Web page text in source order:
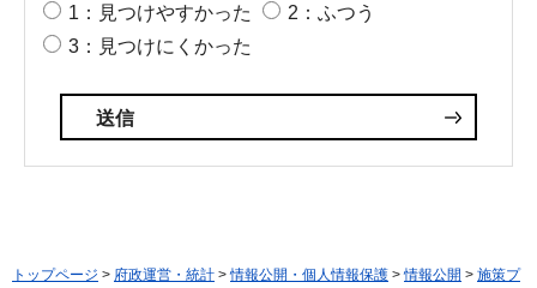
1：見つけやすかった
2：ふつう
3：見つけにくかった
トップページ > 府政運営・統計 >情報公開・個人情報保護 >情報公開 > 施策プ